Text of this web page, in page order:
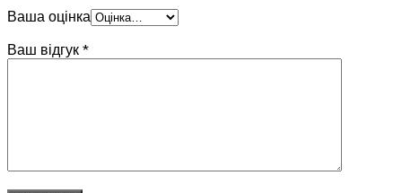
Ваша оцінка
Ваш відгук *